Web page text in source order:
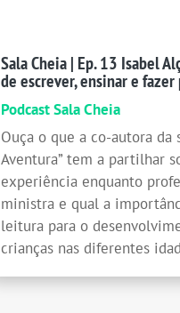
Sala Cheia | Ep. 13 Isabel
de escrever, ensinar e
Podcast Sala Cheia
Ouça o que a co-autora da
Aventura” tem a partilhar
experiência enquanto
ministra e qual a
leitura para o
crianças nas diferentes